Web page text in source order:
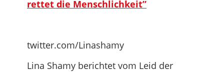
rettet die Menschlichkeit”
twitter.com/Linashamy
Lina Shamy berichtet vom Leid der